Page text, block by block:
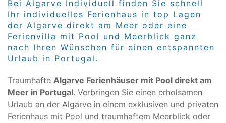
Bei Algarve Individuell finden Sie schnell
Ihr individuelles Ferienhaus in top Lagen
der Algarve direkt am Meer oder eine
Ferienvilla mit Pool und Meerblick ganz
nach Ihren Wünschen für einen entspannten
Urlaub in Portugal.
Traumhafte Algarve Ferienhäuser mit Pool direkt am
Meer in Portugal. Verbringen Sie einen erholsamen
Urlaub an der Algarve in einem exklusiven und privaten
Ferienhaus mit Pool und traumhaftem Meerblick oder